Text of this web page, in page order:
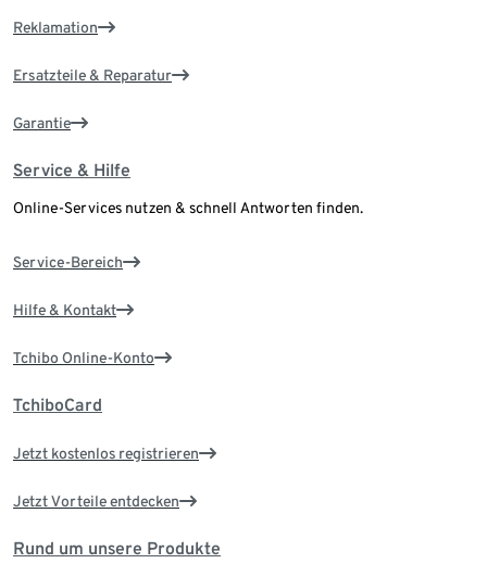
Reklamation
Ersatzteile & Reparatur
Garantie
Service & Hilfe
Online-Services nutzen & schnell Antworten finden.
Service-Bereich
Hilfe & Kontakt
Tchibo Online-Konto
TchiboCard
Jetzt kostenlos registrieren
Jetzt Vorteile entdecken
Rund um unsere Produkte